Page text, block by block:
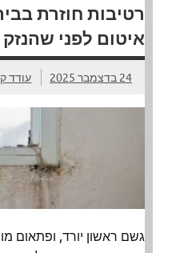
רטיבות חוזרת
איטום לפני
24 בדצמבר 2025 עודד
גשם ראשון יורד, ופתאום